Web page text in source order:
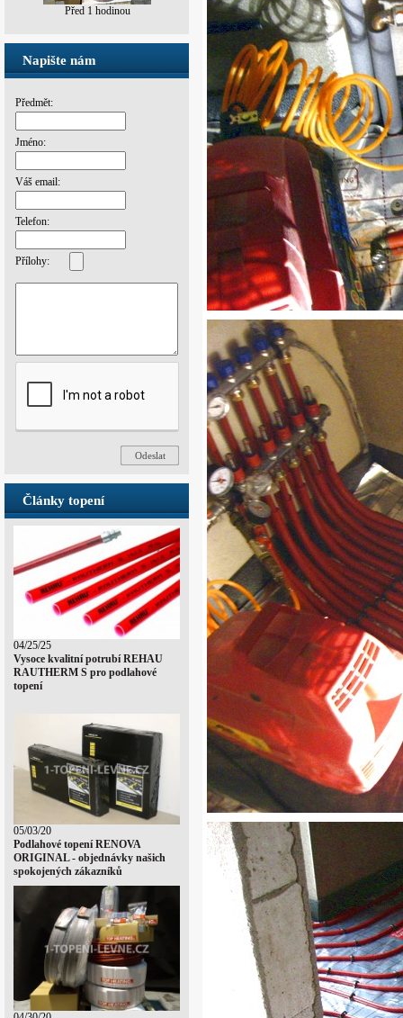
Před 1 hodinou
Napište nám
Předmět:
Jméno:
Váš email:
Telefon:
Přílohy:
Články topení
04/25/25
Vysoce kvalitní potrubí REHAU
RAUTHERM S pro podlahové
topení
05/03/20
Podlahové topení RENOVA
ORIGINAL - objednávky našich
spokojených zákazníků